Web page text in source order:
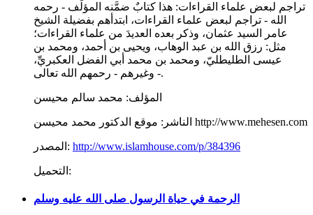
تراجم لبعض علماء القراءات: هذا كتابٌ ضمَّنه المؤلِّف - رحمه
الله - تراجم لبعض علماء القراءات، ابتدأهم بفضيلة الشيخ
عامر السيد عثمان، وذكر بعده العديدَ من علماء القراءات؛
مثل: رزق الله بن عبد الوهاب، ويحيى بن أحمد، ومحمد بن
عيسى الطليطليّ، ومحمد بن محمد أبي الفضل العكبريِّ،
وغيرهم - رحمهم الله تعالى -.
المؤلف: محمد سالم محيسن
الناشر: موقع الدكتور محمد محيسن http://www.mehesen.com
المصدر: http://www.islamhouse.com/p/384396
التحميل:
الرحمة في حياة الرسول صلى الله عليه وسلم